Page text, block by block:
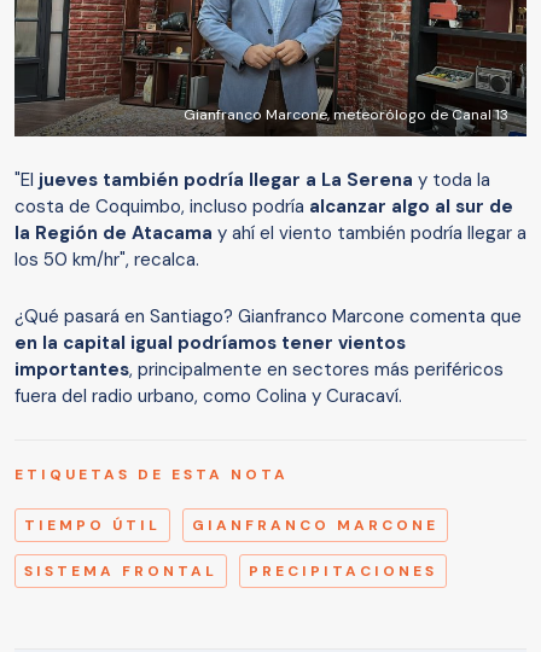
Gianfranco Marcone, meteorólogo de Canal 13
"El jueves también podría llegar a La Serena y toda la
costa de Coquimbo, incluso podría alcanzar algo al sur de
la Región de Atacama y ahí el viento también podría llegar a
los 50 km/hr", recalca.
¿Qué pasará en Santiago? Gianfranco Marcone comenta que
en la capital igual podríamos tener vientos
importantes, principalmente en sectores más periféricos
fuera del radio urbano, como Colina y Curacaví.
ETIQUETAS DE ESTA NOTA
TIEMPO ÚTIL GIANFRANCO MARCONE
SISTEMA FRONTAL PRECIPITACIONES